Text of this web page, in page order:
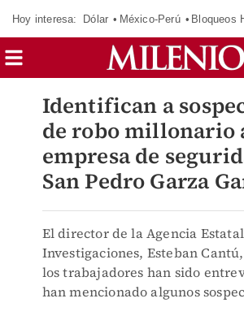
Hoy interesa: Dólar México-Perú Bloqueos
Identifican a
de robo millonario
empresa de
San Pedro Garza
El director de la Agencia
Investigaciones, Esteban
los trabajadores han sido
han mencionado algunos